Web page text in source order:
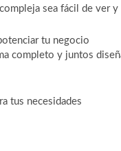
sea fácil de ver y
tu negocio
completo y juntos
tus necesidades